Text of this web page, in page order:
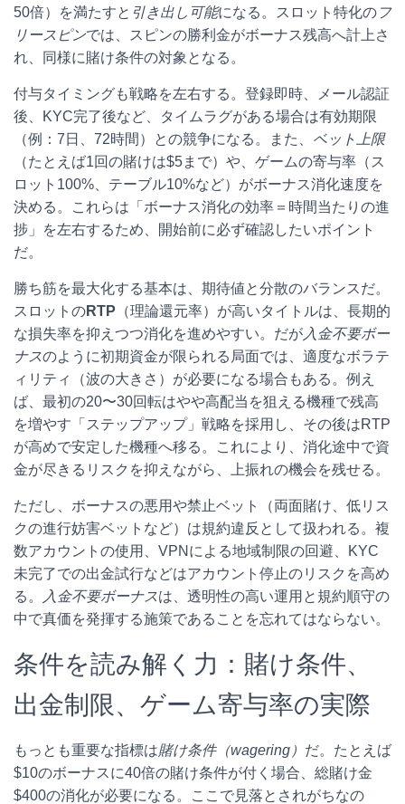
50倍）を満たすと 引き出し可能になる。スロット特化の フ
リースピンでは、スピンの勝利金がボーナス残高へ計上さ
れ、同様に賭け条件の対象となる。
付与タイミングも戦略を左右する。登録即時、メール認証
後、KYC完了後など、タイムラグがある場合は有効期限
（例：7日、72時間）との競争になる。また、 ベット上限
（たとえば1回の賭けは$5まで）や、ゲームの寄与率（ス
ロット100%、テーブル10%など）がボーナス消化速度を
決める。これらは「ボーナス消化の効率＝時間当たりの進
捗」を左右するため、開始前に必ず確認したいポイント
だ。
勝ち筋を最大化する基本は、期待値と分散のバランスだ。
スロットのRTP （理論還元率）が高いタイトルは、長期的
な損失率を抑えつつ消化を進めやすい。だが 入金不要ボー
ナスのように初期資金が限られる局面では、適度なボラテ
ィリティ（波の大きさ）が必要になる場合もある。例え
ば、最初の20〜30回転はやや高配当を狙える機種で残高
を増やす「ステップアップ」戦略を採用し、その後はRTP
が高めで安定した機種へ移る。これにより、消化途中で資
金が尽きるリスクを抑えながら、上振れの機会を残せる。
ただし、ボーナスの悪用や禁止ベット（両面賭け、低リス
クの進行妨害ベットなど）は規約違反として扱われる。複
数アカウントの使用、VPNによる地域制限の回避、KYC
未完了での出金試行などはアカウント停止のリスクを高め
る。
入金不要ボーナスは、透明性の高い運用と規約順守の
中で真価を発揮する施策であることを忘れてはならない。
条件を読み解く力：賭け条件、
出金制限、ゲーム寄与率の実際
もっとも重要な指標は賭け条件（wagering） だ。たとえば
$10のボーナスに40倍の賭け条件が付く場合、総賭け金
$400の消化が必要になる。ここで見落とされがちなの